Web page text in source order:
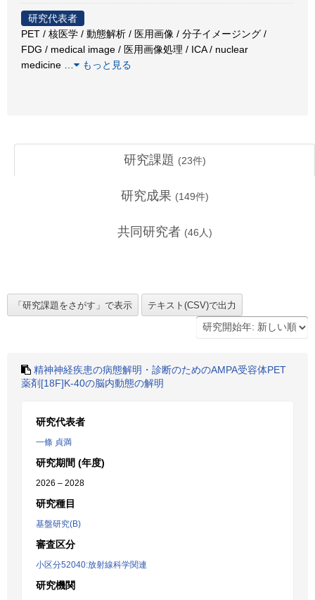
研究代表者
PET / 核医学 / 動態解析 / 医用画像 / 分子イメージング /
FDG / medical image / 医用画像処理 / ICA / nuclear
medicine
もっと見る
研究課題 (23件)
研究成果 (149件)
共同研究者 (46 人)
精神神経疾患の病態解明・診断のためのAMPA受容体PET
薬剤[18F]K-40の脳内動態の解明
研究代表者
一條 貞満
研究期間 (年度)
2026 – 2028
研究種目
基盤研究(B)
審査区分
小区分52040:放射線科学関連
研究機関